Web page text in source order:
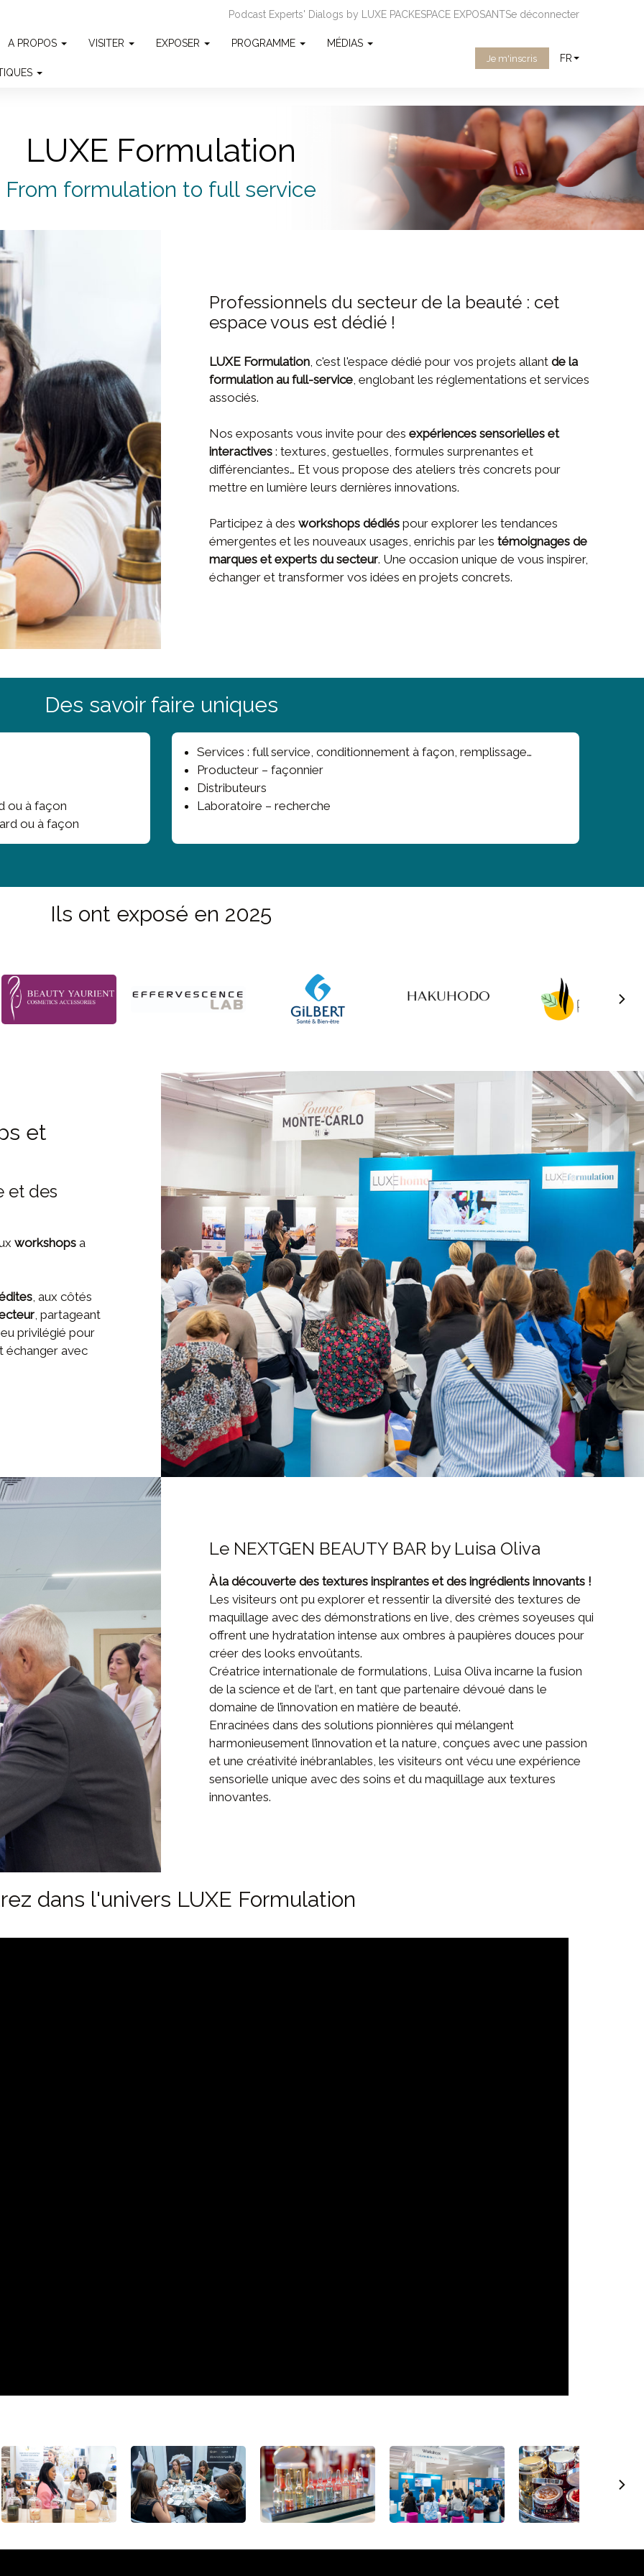
Podcast Experts' Dialogs by LUXE PACKESPACE EXPOSANTSe déconnecter
A PROPOS VISITER EXPOSER PROGRAMME MÉDIAS
Je m'inscris FR
LUXE Formulation
From formulation to full service
Professionnels du secteur de la beauté : cet
espace vous est dédié !
LUXE Formulation, c'est l'espace dédié pour vos projets allantde la
formulation au full-service, englobant les réglementations et services
associés.
Nos exposants vous invite pour desexpériences sensorielles et
interactives : textures, gestuelles, formules surprenantes et
différenciantes… Et vous propose des ateliers très concrets pour
mettre en lumière leurs dernières innovations.
Participez à desworkshops dédiés pour explorer les tendances
émergentes et les nouveaux usages, enrichis par lestémoignages de
marques et experts du secteur. Une occasion unique de vous inspirer,
échanger et transformer vos idées en projets concrets.
Des savoir faire uniques
ou à façon
ou à façon
Services : full service, conditionnement à façon, remplissage…
Producteur – façonnier
Distributeurs
Laboratoire – recherche
Ils ont exposé en 2025
et
et des
workshops a
, aux côtés
, partageant
privilégié pour
échanger avec
Le NEXTGEN BEAUTY BAR by Luisa Oliva
À la découverte des textures inspirantes et des ingrédients innovants !
Les visiteurs ont pu explorer et ressentir la diversité des textures de
maquillage avec des démonstrations en live, des crèmes soyeuses qui
offrent une hydratation intense aux ombres à paupières douces pour
créer des looks envoûtants.
Créatrice internationale de formulations, Luisa Oliva incarne la fusion
de la science et de l’art, en tant que partenaire dévoué dans le
domaine de l’innovation en matière de beauté.
Enracinées dans des solutions pionnières qui mélangent
harmonieusement l’innovation et la nature, conçues avec une passion
et une créativité inébranlables, les visiteurs ont vécu une expérience
sensorielle unique avec des soins et du maquillage aux textures
innovantes.
dans l'univers LUXE Formulation